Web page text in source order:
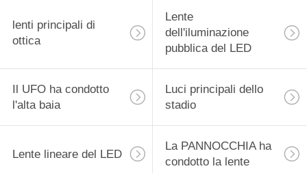
lenti principali di
ottica
Lente
dell'iluminazione
pubblica del LED
Il UFO ha condotto
l'alta baia
Luci principali dello
stadio
Lente lineare del LED
La PANNOCCHIA ha
condotto la lente